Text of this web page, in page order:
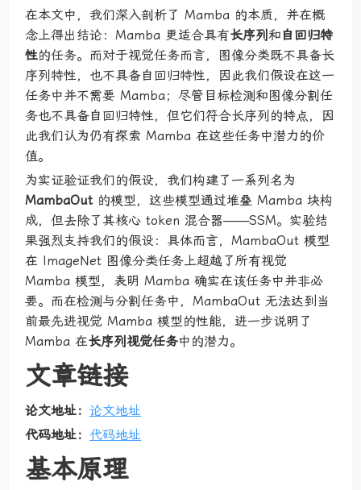
在本文中，我们深入剖析了 Mamba 的本质，并在概
念上得出结论：Mamba 更适合具有长序列 和自回归特
性的任务。而对于视觉任务而言，图像分类既不具备长
序列特性，也不具备自回归特性，因此我们假设在这一
任务中并不需要 Mamba；尽管目标检测和图像分割任
务也不具备自回归特性，但它们符合长序列的特点，因
此我们认为仍有探索 Mamba 在这些任务中潜力的价
值。
为实证验证我们的假设，我们构建了一系列名为
MambaOut的模型，这些模型通过堆叠 Mamba 块构
成，但去除了其核心 token 混合器——SSM。实验结
果强烈支持我们的假设：具体而言，MambaOut 模型
在 ImageNet 图像分类任务上超越了所有视觉
Mamba 模型，表明 Mamba 确实在该任务中并非必
要。而在检测与分割任务中，MambaOut 无法达到当
前最先进视觉 Mamba 模型的性能，进一步说明了
Mamba 在长序列视觉任务中的潜力。
文章链接
论文地址： 论文地址
代码地址： 代码地址
基本原理